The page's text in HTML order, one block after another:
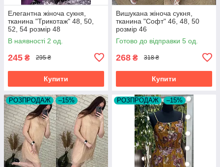
Елегантна жіноча сукня,
тканина "Трикотаж" 48, 50,
52, 54 розмір 48
В наявності 2 од.
245 ₴ 295 ₴
Купити
Вишукана жіноча сукня,
тканина "Софт" 46, 48, 50
розмір 46
Готово до відправки 5 од.
268 ₴ 318 ₴
Купити
РОЗПРОДАЖ –15% РОЗПРОДАЖ –15%